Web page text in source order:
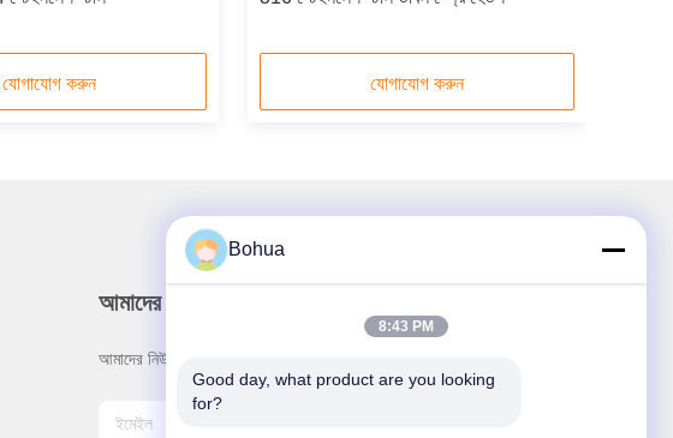
যোগাযোগ করুন যোগাযোগ করুন
আমাদের নিউজলেটার
আমাদের নিউজলেটারে সাবস্ক্রাইব করুন এবং আরও অনেক কিছু পেতে পারেন।
Bohua
8:43 PM
Good day, what product are you looking
for?